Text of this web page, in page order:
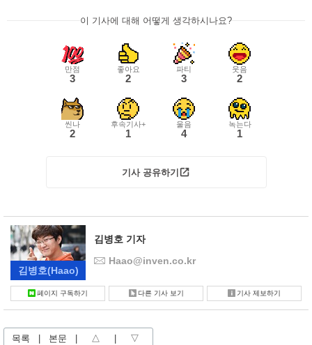
이 기사에 대해 어떻게 생각하시나요?
만점
3
좋아요
2
파티
3
웃음
2
씬나
2
후속기사+
1
울음
4
녹는다
1
기사 공유하기
김병호(Haao)
김병호 기자
Haao@inven.co.kr
페이지 구독하기 다른 기사 보기 기사 제보하기
목록 본문 △ ▽